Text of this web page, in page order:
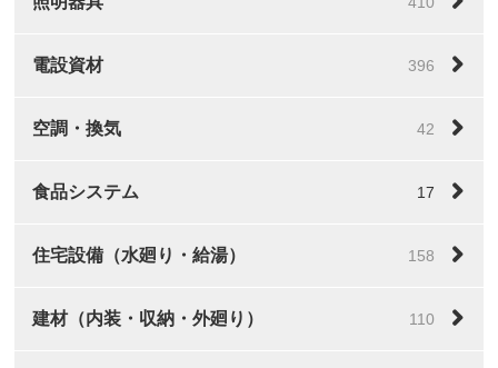
電設資材 396
空調・換気 42
食品システム 17
住宅設備（水廻り・給湯） 158
建材（内装・収納・外廻り） 110